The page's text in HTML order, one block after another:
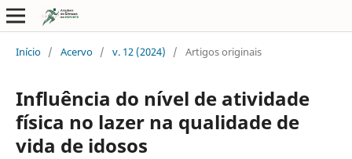
Início / Acervo / v. 12 (2024) / Artigos originais
Influência do nível de atividade
física no lazer na qualidade de
vida de idosos